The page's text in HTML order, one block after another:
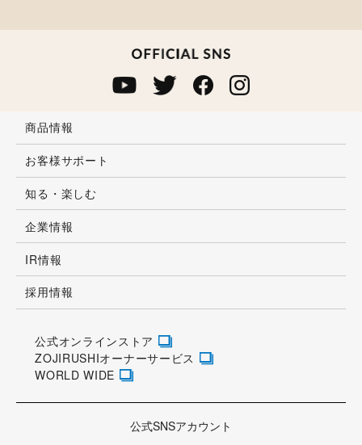
商品情報
お客様サポート
知る・楽しむ
企業情報
IR情報
採用情報
公式オンラインストア
ZOJIRUSHIオーナーサービス
WORLD WIDE
公式SNSアカウント